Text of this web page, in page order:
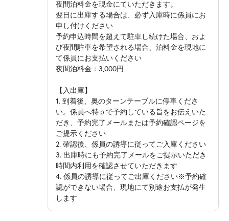
・中央区立日本橋小学校 徒歩1分
・中央区立久松小学校 徒歩9分
夜間泊料金を現金にていただきます。
翌日に出庫する場合は、必ず入庫時に係員にお
申し付けください
予約申込時間を超えて駐車し続けた場合、およ
び夜間駐車を希望される場合、泊料金を現地に
て係員にお支払いください
夜間泊料金：3,000円
【入出庫】
1. 到着後、奥のターンテーブルに停車くださ
い。係員へ特ｐで予約している旨をお伝えいた
だき、予約完了メールまたは予約確認ページを
ご提示ください
2. 確認後、係員の誘導に従ってご入庫ください
3. 出庫時にも予約完了メールをご提示いただき
時間内利用を確認させていただきます
4. 係員の誘導に従ってご出庫ください※予約確
認ができない場合、現地にて別途お支払が発生
します